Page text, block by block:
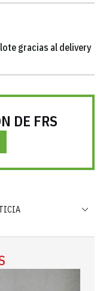
gracias al delivery
DE FRS